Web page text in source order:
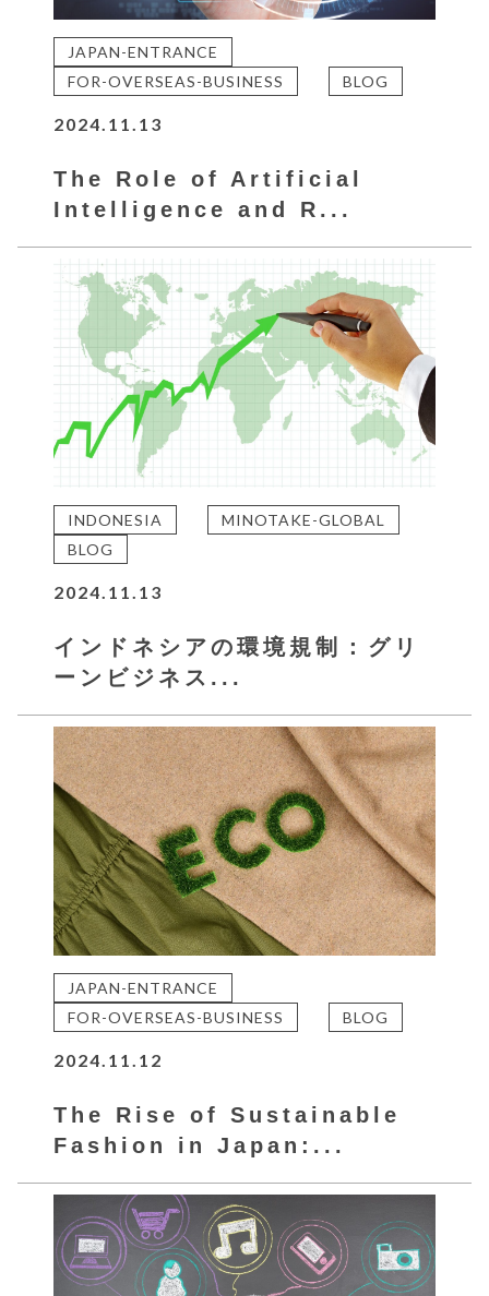
JAPAN-ENTRANCE
FOR-OVERSEAS-BUSINESS
BLOG
2024.11.13
The Role of Artificial
Intelligence and R...
INDONESIA
MINOTAKE-GLOBAL
BLOG
2024.11.13
インドネシアの環境規制：グリ
ーンビジネス...
JAPAN-ENTRANCE
FOR-OVERSEAS-BUSINESS
BLOG
2024.11.12
The Rise of Sustainable
Fashion in Japan:...